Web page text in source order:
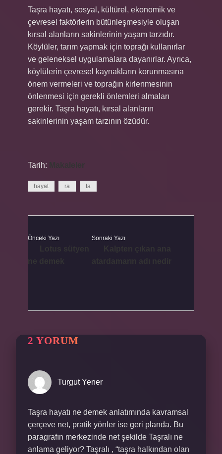
Taşra hayatı, sosyal, kültürel, ekonomik ve
çevresel faktörlerin bütünleşmesiyle oluşan
kırsal alanların sakinlerinin yaşam tarzıdır.
Köylüler, tarım yapmak için toprağı kullanırlar
ve geleneksel uygulamalara dayanırlar. Ayrıca,
köylülerin çevresel kaynakların korunmasına
önem vermeleri ve toprağın kirlenmesinin
önlenmesi için gerekli önlemleri almaları
gerekir. Taşra hayatı, kırsal alanların
sakinlerinin yaşam tarzının özüdür.
Tarih: Makaleler
hayat ra ta
Önceki Yazı Sonraki Yazı
2 YORUM
Turgut Yener
Taşra hayatı ne demek anlatımında kavramsal
çerçeve net, pratik yönler ise geri planda. Bu
paragrafın merkezinde net şekilde Taşralı ne
anlama geliyor? Taşralı , “taşra halkından olan